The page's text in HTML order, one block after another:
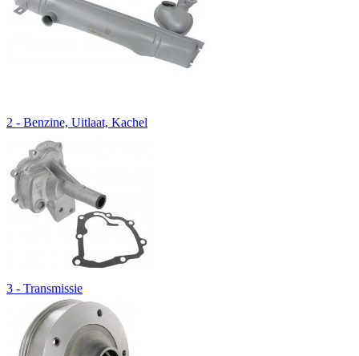
2 - Benzine, Uitlaat, Kachel
3 - Transmissie